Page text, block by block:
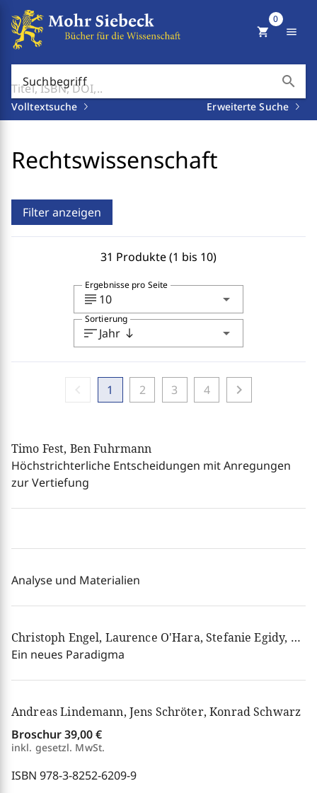
Suchbegriff search
Volltextsuche Erweiterte Suche
shopping_cart
0
menu
Rechtswissenschaft
Filter anzeigen
31 Produkte (1 bis 10)
subject 10 arrow_drop_down
Ergebnisse pro Seite
sortJahr south arrow_drop_down
Sortierung
1 2 3 4 chevron_right
Timo Fest, Ben Fuhrmann
Höchstrichterliche Entscheidungen mit Anregungen
zur Vertiefung
Analyse und Materialien
Christoph Engel, Laurence O'Hara, Stefanie Egidy, Yoan Hermstrüwer, Leonard Hoeft, Pascal Langenbach
Ein neues Paradigma
Andreas Lindemann, Jens Schröter, Konrad Schwarz
Broschur39,00 €
inkl. gesetzl. MwSt.
ISBN 978-3-8252-6209-9